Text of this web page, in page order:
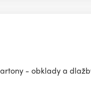
- obklady a